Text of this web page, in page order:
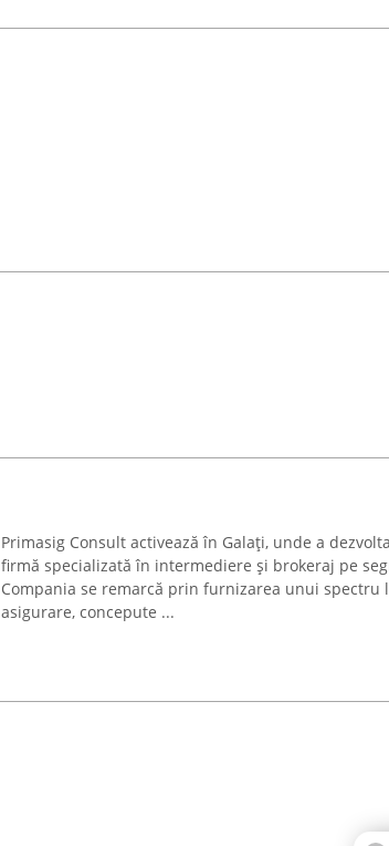
Primasig Consult activează în Galați, unde a
firmă specializată în intermediere și brokeraj pe
Compania se remarcă prin furnizarea unui spectru
asigurare, concepute ...